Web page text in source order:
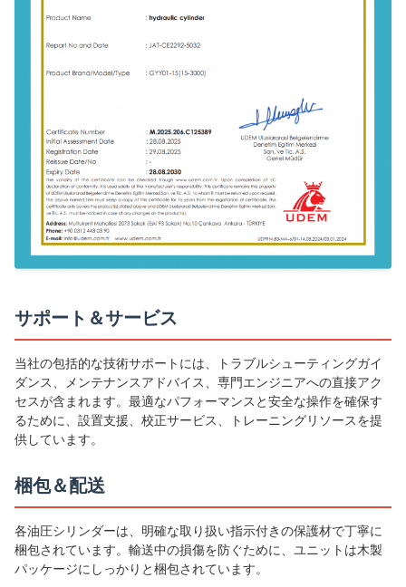
サポート＆サービス
当社の包括的な技術サポートには、トラブルシューティングガイ
ダンス、メンテナンスアドバイス、専門エンジニアへの直接アク
セスが含まれます。最適なパフォーマンスと安全な操作を確保す
るために、設置支援、校正サービス、トレーニングリソースを提
供しています。
梱包＆配送
各油圧シリンダーは、明確な取り扱い指示付きの保護材で丁寧に
梱包されています。輸送中の損傷を防ぐために、ユニットは木製
パッケージにしっかりと梱包されています。